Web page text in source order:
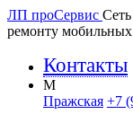
ЛП проСервис
ремонту
Контакты
M
Пражская +7